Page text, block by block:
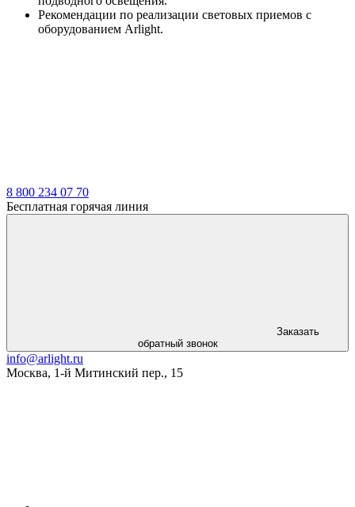
Рекомендации по реализации световых приемов с
оборудованием Arlight.
8 800 234 07 70
Бесплатная горячая линия
Заказать
обратный звонок
info@arlight.ru
Москва, 1-й Митинский пер., 15